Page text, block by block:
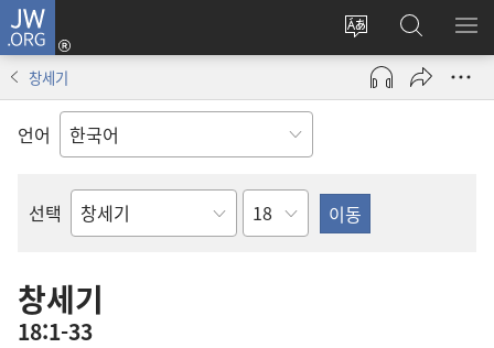
JW.ORG
사이트
언어
변경
로그인
(새로운
열기)
JW.ORG
검색
메
창세기
언어
선택
성경의
장
창세기
18:1-33